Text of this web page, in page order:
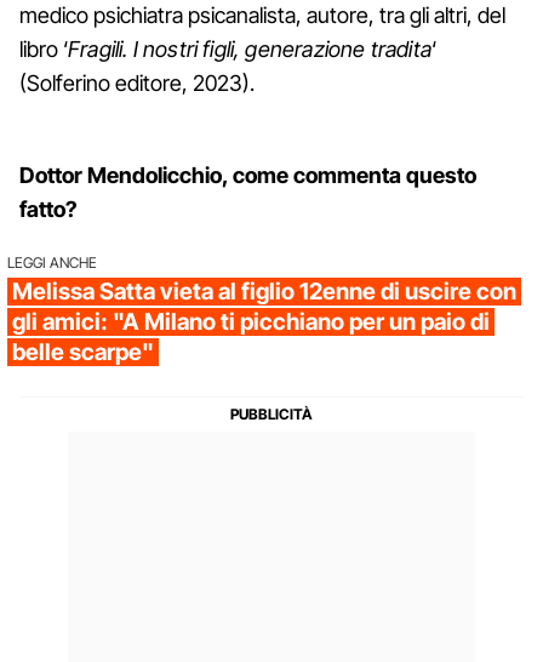
medico psichiatra psicanalista, autore, tra gli altri, del
libro ‘Fragili. I nostri figli, generazione tradita‘
(Solferino editore, 2023).
Dottor Mendolicchio, come commenta questo
fatto?
LEGGI ANCHE
Melissa Satta vieta al figlio 12enne di uscire con
gli amici: "A Milano ti picchiano per un paio di
belle scarpe"